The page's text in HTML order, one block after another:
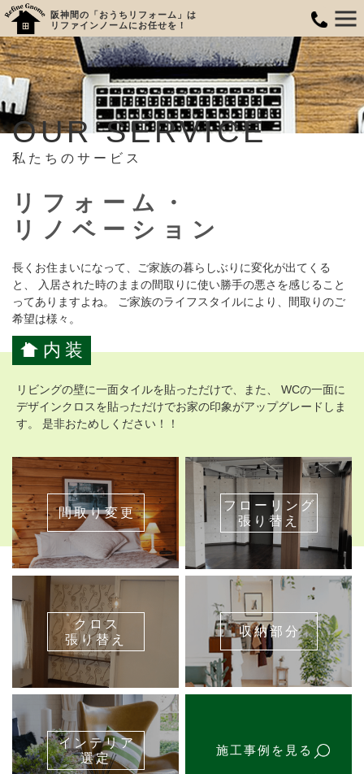
阪神間の「おうちリフォーム」は
リファインノームにお任せを！
OUR SERVICE
私たちのサービス
リフォーム・
リノベーション
長くお住まいになって、ご家族の暮らしぶりに変化が出てくる
と、 入居された時のままの間取りに使い勝手の悪さを感じること
ってありますよね。 ご家族のライフスタイルにより、間取りのご
希望は様々。
内装
リビングの壁に一面タイルを貼っただけで、また、 WCの一面に
デザインクロスを貼っただけでお家の印象がアップグレードしま
す。 是非おためしください！！
間取り変更
フローリング
張り替え
クロス
張り替え
収納部分
インテリア
選定
施工事例を見る